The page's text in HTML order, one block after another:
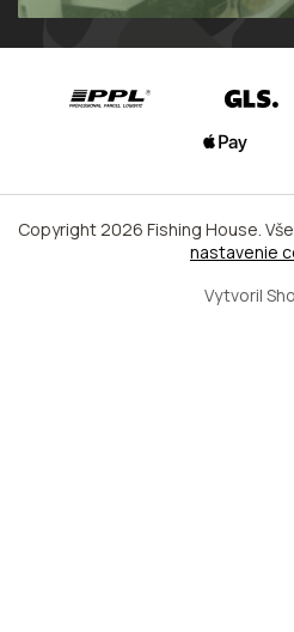
Vytvoril
Copyright 2026 Fishing House.
nastavenie